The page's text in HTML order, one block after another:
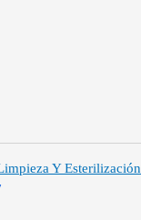
Y Esterilización